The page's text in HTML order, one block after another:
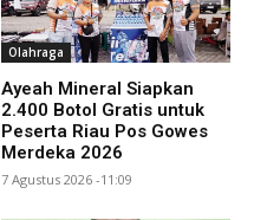
Olahraga
Ayeah Mineral Siapkan
2.400 Botol Gratis untuk
Peserta Riau Pos Gowes
Merdeka 2026
7 Agustus 2026 -11:09